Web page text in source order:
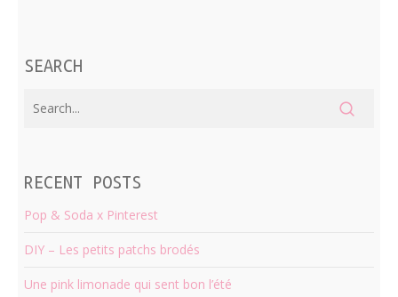
SEARCH
RECENT POSTS
Pop & Soda x Pinterest
DIY – Les petits patchs brodés
Une pink limonade qui sent bon l’été